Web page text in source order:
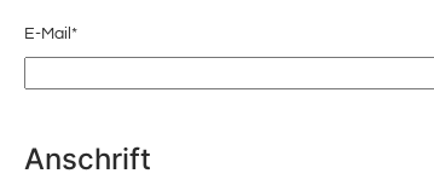
E-Mail *
Anschrift